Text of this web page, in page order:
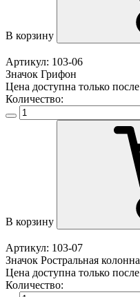
В корзину
Артикул: 103-06
Значок Грифон
Цена доступна только после
Количество:
В корзину
Артикул: 103-07
Значок Ростральная колонна
Цена доступна только после
Количество: